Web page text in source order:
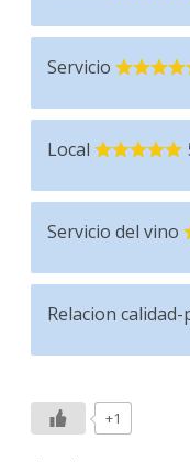
Servicio
Local
Servicio del vino
Relacion
+1